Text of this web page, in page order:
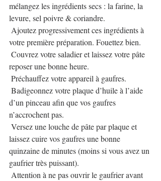
mélangez les ingrédients secs : la farine, la
levure, sel poivre & coriandre.
votre première préparation. Fouettez bien.
reposer une bonne heure.
Préchauffez votre appareil à gaufres.
d’un pinceau afin que vos gaufres
n’accrochent pas.
laissez cuire vos gaufres une bonne
quinzaine de minutes (moins si vous avez un
gaufrier très puissant).